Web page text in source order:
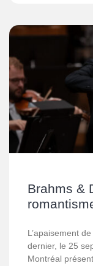
Brahms &
L’apaisement
dernier, le 25
Montréal